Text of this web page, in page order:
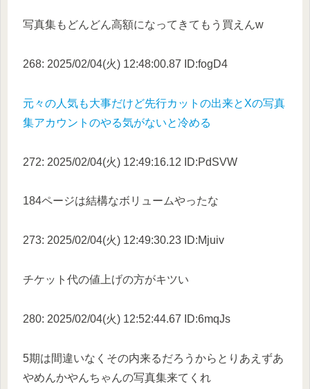
写真集もどんどん高額になってきてもう買えんw
268: 2025/02/04(火) 12:48:00.87 ID:fogD4
元々の人気も大事だけど先行カットの出来とXの写真
集アカウントのやる気がないと冷める
272: 2025/02/04(火) 12:49:16.12 ID:PdSVW
184ページは結構なボリュームやったな
273: 2025/02/04(火) 12:49:30.23 ID:Mjuiv
チケット代の値上げの方がキツい
280: 2025/02/04(火) 12:52:44.67 ID:6mqJs
5期は間違いなくその内来るだろうからとりあえずあ
やめんかやんちゃんの写真集来てくれ